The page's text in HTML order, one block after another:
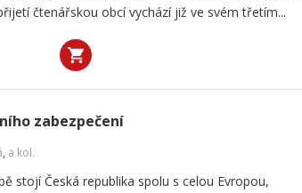
čtenářskou obcí vychází již ve svém třetím...
zabezpečení
, a kol.
stojí Česká republika spolu s celou Evropou,